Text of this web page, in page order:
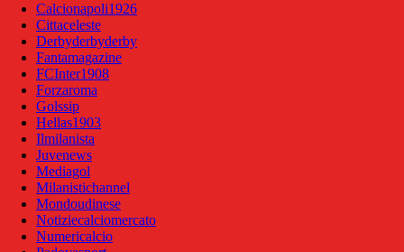
Calcionapoli1926
Cittaceleste
Derbyderbyderby
Fantamagazine
FCInter1908
Forzaroma
Golssip
Hellas1903
Ilmilanista
Juvenews
Mediagol
Milanistichannel
Mondoudinese
Notiziecalciomercato
Numericalcio